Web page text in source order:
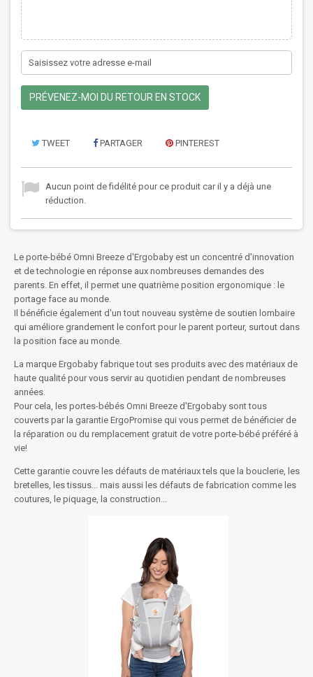
PRÉVENEZ-MOI DU RETOUR EN STOCK
TWEET PARTAGER PINTEREST
Aucun point de fidélité pour ce produit car il y a déjà une
réduction.
Le porte-bébé Omni Breeze d'Ergobaby est un concentré d'innovation
et de technologie en réponse aux nombreuses demandes des
parents. En effet, il permet une quatrième position ergonomique : le
portage face au monde.
Il bénéficie également d'un tout nouveau système de soutien lombaire
qui améliore grandement le confort pour le parent porteur, surtout dans
la position face au monde.
La marque Ergobaby fabrique tout ses produits avec des matériaux de
haute qualité pour vous servir au quotidien pendant de nombreuses
années.
Pour cela, les portes-bébés Omni Breeze d'Ergobaby sont tous
couverts par la garantie ErgoPromise qui vous permet de bénéficier de
la réparation ou du remplacement gratuit de votre porte-bébé préféré à
vie!
Cette garantie couvre les défauts de matériaux tels que la bouclerie, les
bretelles, les tissus... mais aussi les défauts de fabrication comme les
coutures, le piquage, la construction...